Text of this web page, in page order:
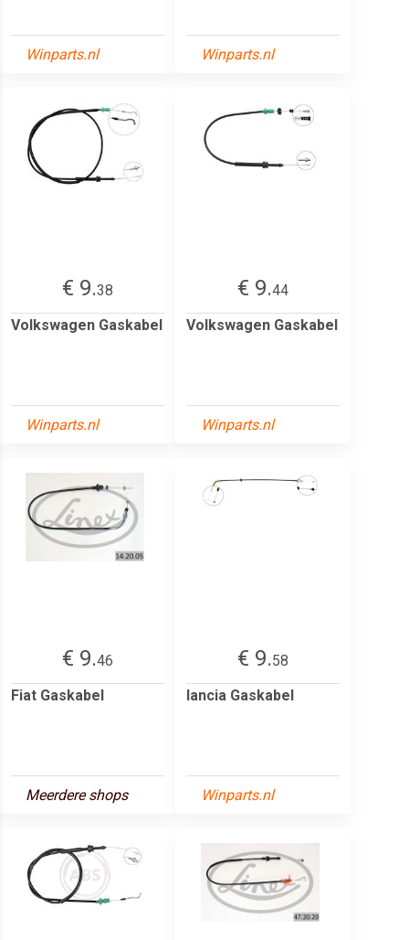
Winparts.nl Winparts.nl
€ 9.38
Volkswagen Gaskabel
Winparts.nl
€ 9.44
Volkswagen Gaskabel
Winparts.nl
€ 9.46
Fiat Gaskabel
Meerdere shops
€ 9.58
lancia Gaskabel
Winparts.nl